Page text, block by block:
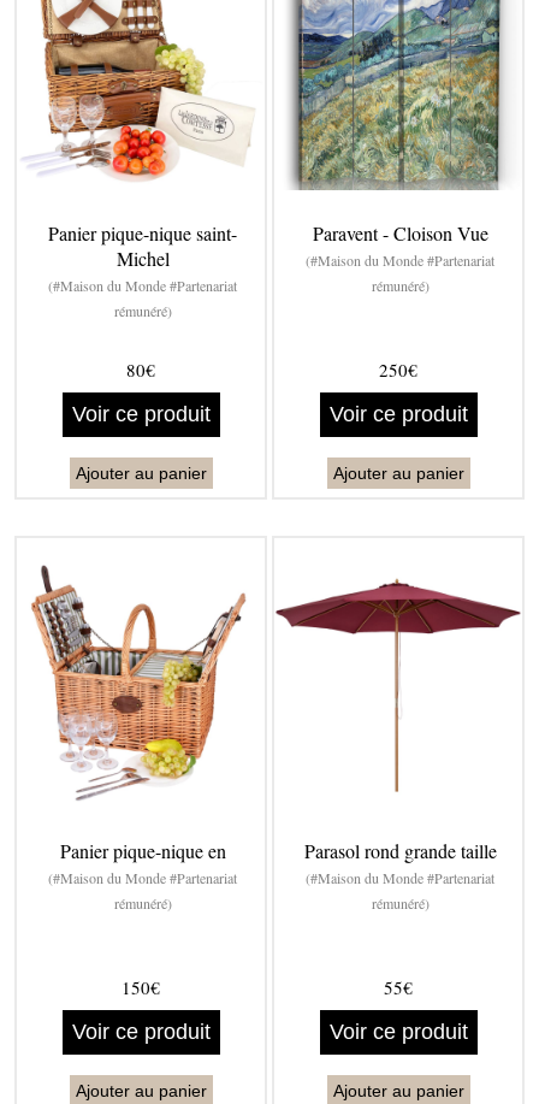
Panier pique-nique saint-
Michel
(#Maison du Monde #Partenariat
rémunéré)
80€
Voir ce produit
Ajouter au panier
Paravent - Cloison Vue
(#Maison du Monde #Partenariat
rémunéré)
250€
Voir ce produit
Ajouter au panier
Panier pique-nique en
(#Maison du Monde #Partenariat
rémunéré)
150€
Voir ce produit
Ajouter au panier
Parasol rond grande taille
(#Maison du Monde #Partenariat
rémunéré)
55€
Voir ce produit
Ajouter au panier